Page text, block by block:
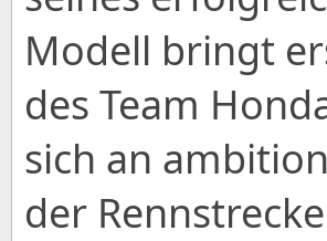
Modell bringt
des Team
sich an
der